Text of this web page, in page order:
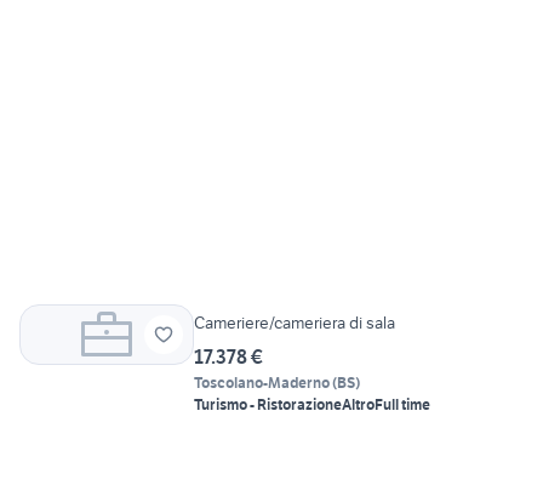
Cameriere/cameriera di sala
17.378 €
Toscolano-Maderno(BS)
Turismo - RistorazioneAltroFull time